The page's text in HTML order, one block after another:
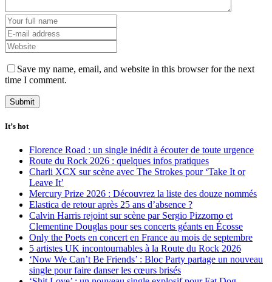
Save my name, email, and website in this browser for the next
time I comment.
It’s hot
Florence Road : un single inédit à écouter de toute urgence
Route du Rock 2026 : quelques infos pratiques
Charli XCX sur scène avec The Strokes pour ‘Take It or
Leave It’
Mercury Prize 2026 : Découvrez la liste des douze nommés
Elastica de retour après 25 ans d’absence ?
Calvin Harris rejoint sur scène par Sergio Pizzorno et
Clementine Douglas pour ses concerts géants en Écosse
Only the Poets en concert en France au mois de septembre
5 artistes UK incontournables à la Route du Rock 2026
‘Now We Can’t Be Friends’ : Bloc Party partage un nouveau
single pour faire danser les cœurs brisés